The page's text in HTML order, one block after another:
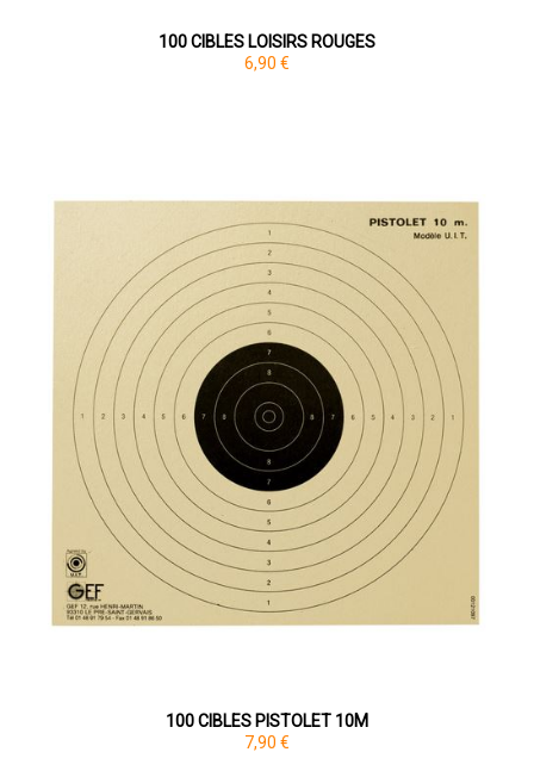
100 CIBLES LOISIRS ROUGES
6,90 €
100 CIBLES PISTOLET 10M
7,90 €